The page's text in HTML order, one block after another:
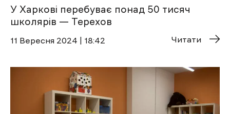
У Харкові перебуває понад 50 тисяч
школярів — Терехов
11 Вересня 2024 | 18:42 Читати